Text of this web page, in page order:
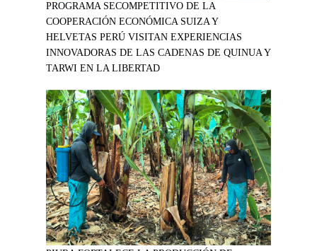
PROGRAMA SECOMPETITIVO DE LA
COOPERACIÓN ECONÓMICA SUIZA Y
HELVETAS PERÚ VISITAN EXPERIENCIAS
INNOVADORAS DE LAS CADENAS DE QUINUA Y
TARWI EN LA LIBERTAD